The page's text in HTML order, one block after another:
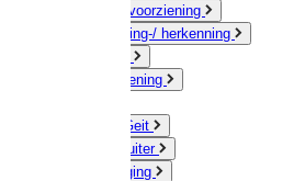
Drinkwatervoorziening
Veemarkering-/ herkenning
Voervoorziening
Schaap / Geit
Paard & Ruiter
Veeverzorging